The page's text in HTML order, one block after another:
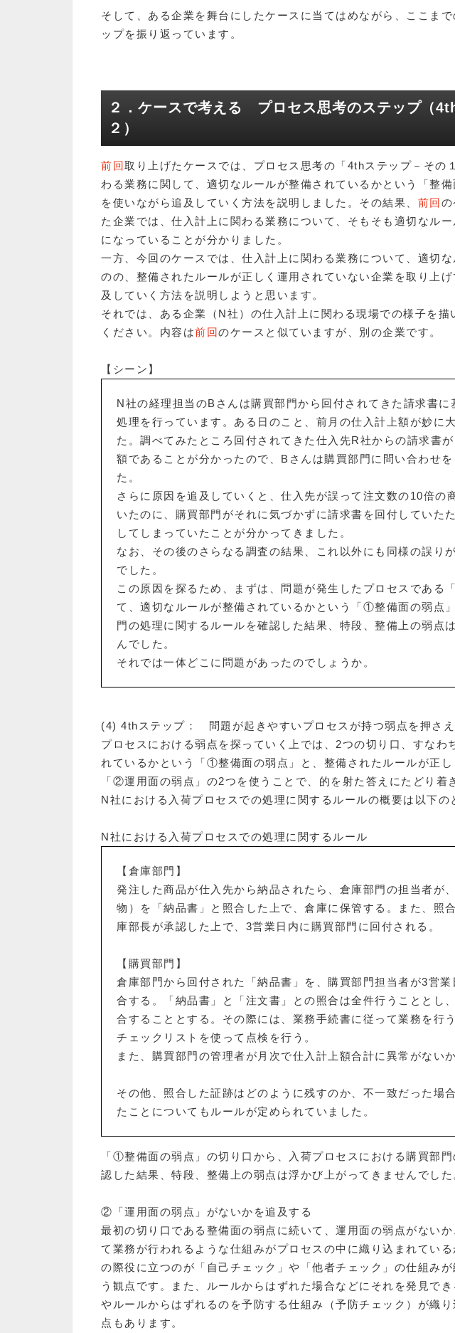
そして、ある企業を舞台にしたケースに当てはめながら、ここま
ップを振り返っています。
２．ケースで考える プロセス思考のステップ（
２）
前回取り上げたケースでは、プロセス思考の「4thステップ－その
わる業務に関して、適切なルールが整備されているかという「整
を使いながら追及していく方法を説明しました。その結果、 前回
た企業では、仕入計上に関わる業務について、そもそも適切なル
になっていることが分かりました。
一方、今回のケースでは、仕入計上に関わる業務について、適切
のの、整備されたルールが正しく運用されていない企業を取り上
及していく方法を説明しようと思います。
それでは、ある企業（N社）の仕入計上に関わる現場での様子を描
ください。内容は前回のケースと似ていますが、別の企業です。
【シーン】
N社の経理担当のBさんは購買部門から回付されてきた請求書に
処理を行っています。ある日のこと、前月の仕入計上額が妙に
た。調べてみたところ回付されてきた仕入先R社からの請求書
額であることが分かったので、Bさんは購買部門に問い合わせ
た。
さらに原因を追及していくと、仕入先が誤って注文数の10倍の
いたのに、購買部門がそれに気づかずに請求書を回付していた
してしまっていたことが分かってきました。
なお、その後のさらなる調査の結果、これ以外にも同様の誤り
でした。
この原因を探るため、まずは、問題が発生したプロセスである
て、適切なルールが整備されているかという「①整備面の弱点
門の処理に関するルールを確認した結果、特段、整備上の弱点
んでした。
それでは一体どこに問題があったのでしょうか。
(4) 4thステップ： 問題が起きやすいプロセスが持つ弱点を押さえ
プロセスにおける弱点を探っていく上では、2つの切り口、すなわ
れているかという「①整備面の弱点」と、整備されたルールが正し
「②運用面の弱点」の2つを使うことで、的を射た答えにたどり着
N社における入荷プロセスでの処理に関するルールの概要は以下の
N社における入荷プロセスでの処理に関するルール
【倉庫部門】
発注した商品が仕入先から納品されたら、倉庫部門の担当者が
物）を「納品書」と照合した上で、倉庫に保管する。また、照
庫部長が承認した上で、3営業日内に購買部門に回付される。
【購買部門】
倉庫部門から回付された「納品書」を、購買部門担当者が3営
合する。「納品書」と「注文書」との照合は全件行うこととし
合することとする。その際には、業務手続書に従って業務を行
チェックリストを使って点検を行う。
また、購買部門の管理者が月次で仕入計上額合計に異常がない
その他、照合した証跡はどのように残すのか、不一致だった場
たことについてもルールが定められていました。
「①整備面の弱点」の切り口から、入荷プロセスにおける購買部
認した結果、特段、整備上の弱点は浮かび上がってきませんでした
②「運用面の弱点」がないかを追及する
最初の切り口である整備面の弱点に続いて、運用面の弱点がない
て業務が行われるような仕組みがプロセスの中に織り込まれてい
の際役に立つのが「自己チェック」や「他者チェック」の仕組み
う観点です。また、ルールからはずれた場合などにそれを発見でき
やルールからはずれるのを予防する仕組み（予防チェック）が織
点もあります。